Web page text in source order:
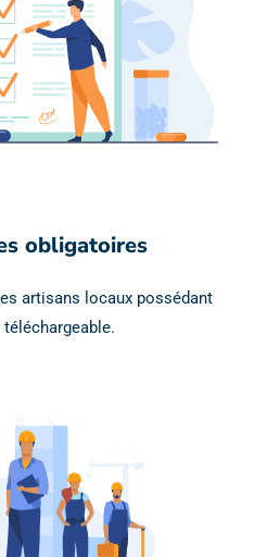
obligatoires
artisans locaux possédant